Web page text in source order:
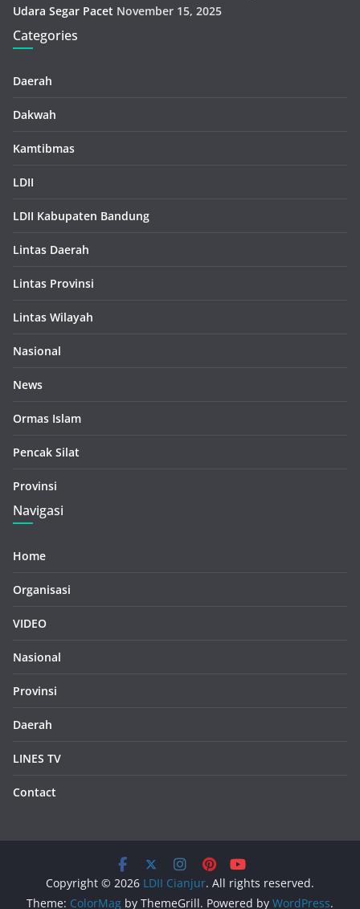
Udara Segar Pacet November 15, 2025
Categories
Daerah
Dakwah
Kamtibmas
LDII
LDII Kabupaten Bandung
Lintas Daerah
Lintas Provinsi
Lintas Wilayah
Nasional
News
Ormas Islam
Pencak Silat
Provinsi
Navigasi
Home
Organisasi
VIDEO
Nasional
Provinsi
Daerah
LINES TV
Contact
Copyright © 2026 LDII Cianjur. All rights reserved.
Theme: ColorMag by ThemeGrill. Powered by WordPress.